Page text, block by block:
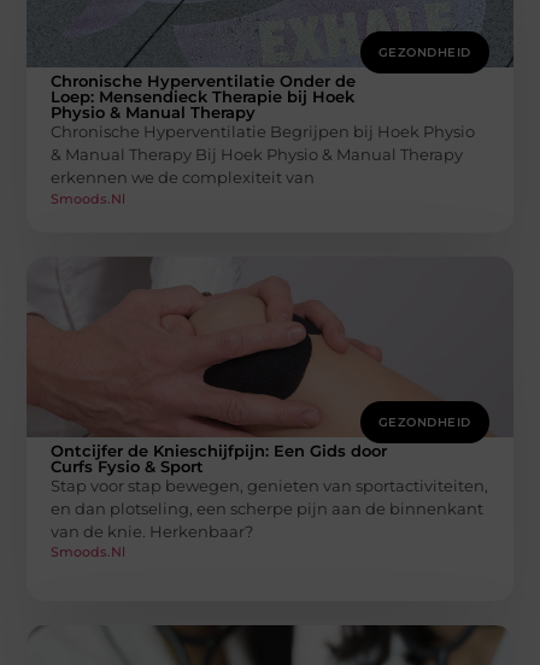
GEZONDHEID
Chronische Hyperventilatie Onder de
Loep: Mensendieck Therapie bij Hoek
Physio & Manual Therapy
Chronische Hyperventilatie Begrijpen bij Hoek Physio
& Manual Therapy Bij Hoek Physio & Manual Therapy
erkennen we de complexiteit van
Smoods.nl
GEZONDHEID
Ontcijfer de Knieschijfpijn: Een Gids door
Curfs Fysio & Sport
Stap voor stap bewegen, genieten van sportactiviteiten,
en dan plotseling, een scherpe pijn aan de binnenkant
van de knie. Herkenbaar?
Smoods.nl